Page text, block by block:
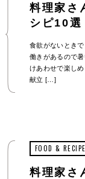
料理家さ
シピ10選
食欲がないとき
働きがあるので
けあわせで楽し
献立 […]
FOOD & RECIPE
料理家さ